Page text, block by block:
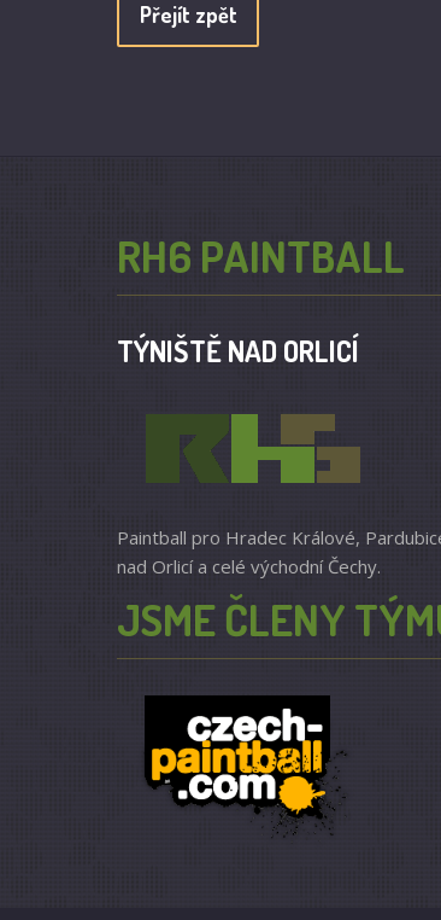
Přejít zpět
RH6 PAINTBALL
TÝNIŠTĚ NAD ORLICÍ
Paintball pro Hradec Králové,
nad Orlicí a celé východní Čechy.
JSME ČLENY